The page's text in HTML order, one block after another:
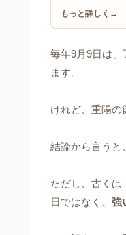
もっと詳しく→
毎年9月9日は、
ます。
けれど、重陽の
結論から言うと、
ただし、古くは
日ではなく、 強